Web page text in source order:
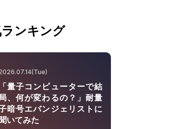
ランキング
「量子コンピューターで結
局、何が変わるの？」耐量
暗号エバンジェリストに
聞いてみた